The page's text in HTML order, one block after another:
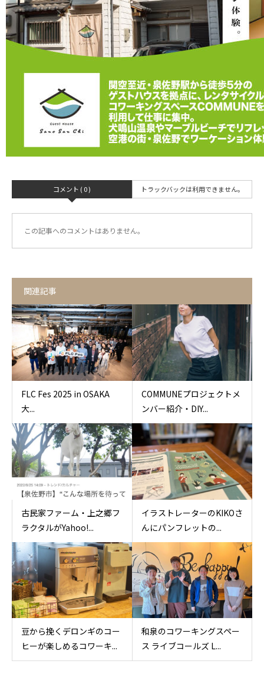
コメント ( 0 ) トラックバックは利用できません。
この記事へのコメントはありません。
関連記事
FLC Fes 2025 in OSAKA
大...
COMMUNEプロジェクトメ
ンバー紹介・DIY...
古民家ファーム・上之郷フ
ラクタルがYahoo!...
イラストレーターのKIKOさ
んにパンフレットの...
豆から挽くデロンギのコー
ヒーが楽しめるコワーキ...
和泉のコワーキングスペー
ス ライブコールズ L...